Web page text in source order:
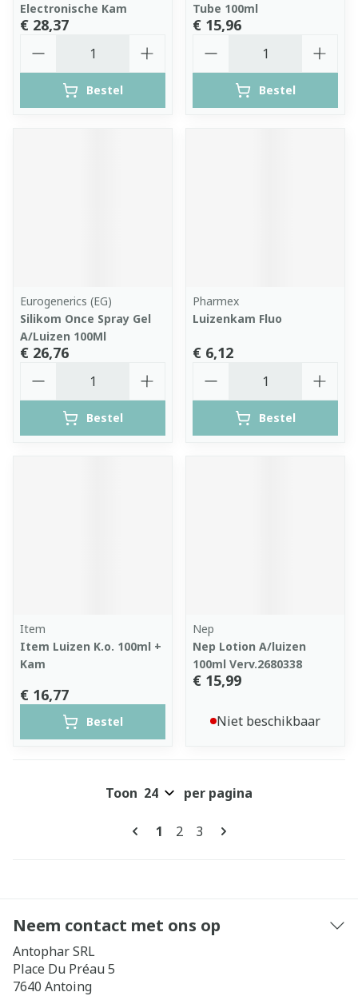
Electronische Kam
€ 28,37
Bestel
Tube 100ml
€ 15,96
Bestel
Eurogenerics (EG)
Silikom Once Spray Gel
A/Luizen 100Ml
€ 26,76
Bestel
Pharmex
Luizenkam Fluo
€ 6,12
Bestel
Item
Item Luizen K.o. 100ml +
Kam
€ 16,77
Bestel
Nep
Nep Lotion A/luizen
100ml Verv.2680338
€ 15,99
Niet beschikbaar
Pagina's
U lees momenteel pagina
1 Pagina
2 Pagina
3
Toon per pagina
Neem contact met ons op
Antophar SRL
Place Du Préau 5
7640 Antoing